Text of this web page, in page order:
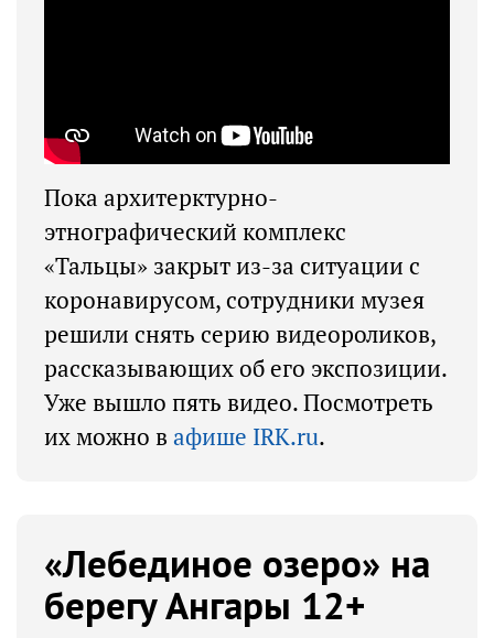
Пока архитерктурно-
этнографический комплекс
«Тальцы» закрыт из-за ситуации с
коронавирусом, сотрудники музея
решили снять серию видеороликов,
рассказывающих об его экспозиции.
Уже вышло пять видео. Посмотреть
их можно в афише IRK.ru.
«Лебединое озеро» на
берегу Ангары 12+